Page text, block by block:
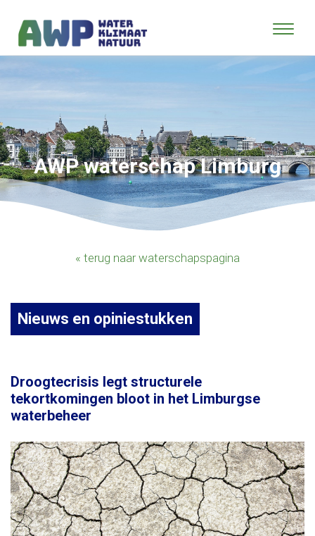
AWP waterschap Limburg
« terug naar waterschapspagina
Nieuws en opiniestukken
Droogtecrisis legt structurele
tekortkomingen bloot in het Limburgse
waterbeheer